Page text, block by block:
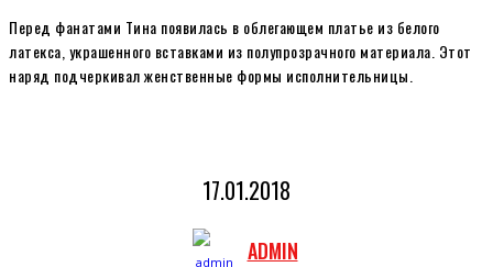
Перед фанатами Тина появилась в облегающем платье из белого
латекса, украшенного вставками из полупрозрачного материала. Этот
наряд подчеркивал женственные формы исполнительницы.
17.01.2018
ADMIN